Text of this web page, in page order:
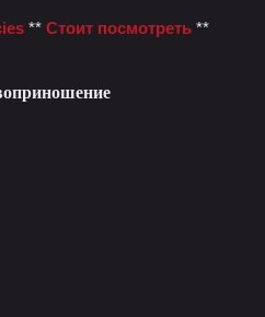
** Стоит посмотреть **